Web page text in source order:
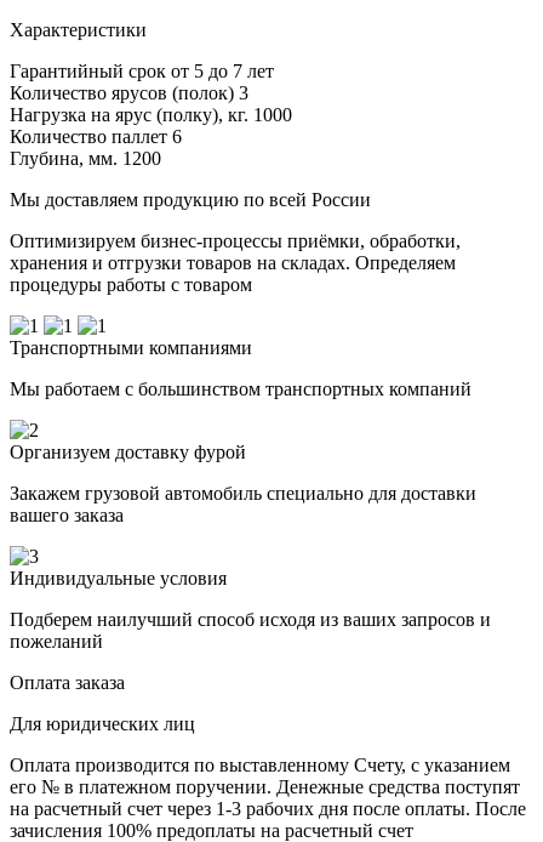
Характеристики
Гарантийный срок от 5 до 7 лет
Количество ярусов (полок) 3
Нагрузка на ярус (полку), кг. 1000
Количество паллет 6
Глубина, мм. 1200
Мы доставляем продукцию по всей России
Оптимизируем бизнес-процессы приёмки, обработки,
хранения и отгрузки товаров на складах. Определяем
процедуры работы с товаром
Транспортными компаниями
Мы работаем с большинством транспортных компаний
Организуем доставку фурой
Закажем грузовой автомобиль специально для доставки
вашего заказа
Индивидуальные условия
Подберем наилучший способ исходя из ваших запросов и
пожеланий
Оплата заказа
Для юридических лиц
Оплата производится по выставленному Счету, с указанием
его № в платежном поручении. Денежные средства поступят
на расчетный счет через 1-3 рабочих дня после оплаты. После
зачисления 100% предоплаты на расчетный счет